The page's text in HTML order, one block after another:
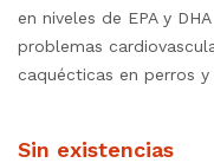
en niveles de EPA y
problemas
caquécticas en perros y
Sin existencias